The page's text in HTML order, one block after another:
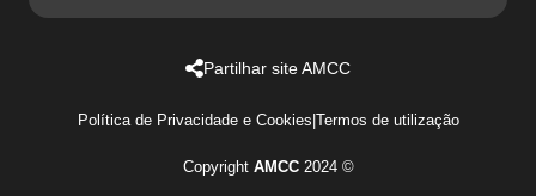
Partilhar site AMCC
Política de Privacidade e Cookies|Termos de utilização
Copyright AMCC2024 ©